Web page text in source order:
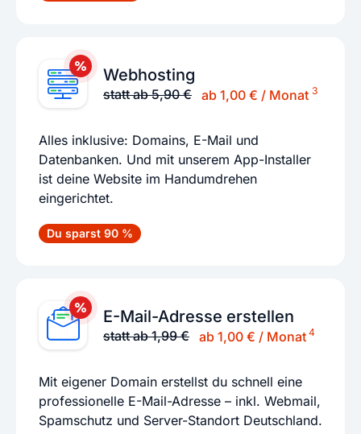
Webhosting
statt ab 5,90 € ab 1,00 € / Monat 3
Alles inklusive: Domains, E-Mail und
Datenbanken. Und mit unserem App-Installer
ist deine Website im Handumdrehen
eingerichtet.
Du sparst 90 %
E-Mail-Adresse erstellen
statt ab 1,99 € ab 1,00 € / Monat4
Mit eigener Domain erstellst du schnell eine
professionelle E-Mail-Adresse – inkl. Webmail,
Spamschutz und Server-Standort Deutschland.